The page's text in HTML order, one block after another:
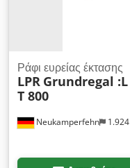
Neukamperfehn
Ράφι ευρείας έκτασης
LPR Grundregal :L
T 800